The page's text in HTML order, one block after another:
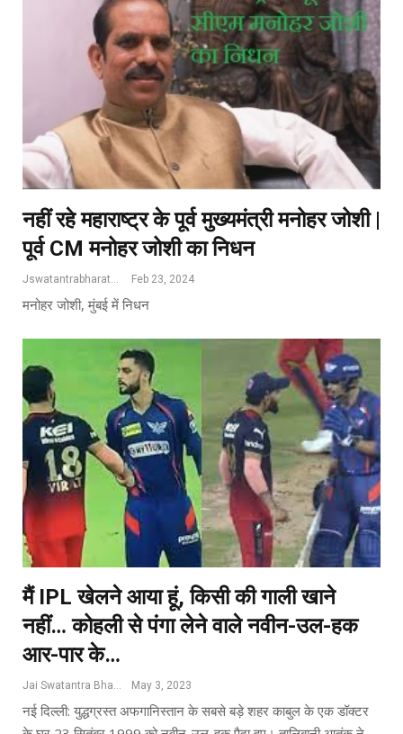
नहीं रहे महाराष्ट्र के पूर्व मुख्यमंत्री मनोहर जोशी |
पूर्व CM मनोहर जोशी का निधन
Feb 23, 2024
मनोहर जोशी, मुंबई में निधन
मैं IPL खेलने आया हूं, किसी की गाली खाने
नहीं… कोहली से पंगा लेने वाले नवीन-उल-हक
आर-पार के…
Jai Swatantra Bharat May 3, 2023
नई दिल्ली: युद्धग्रस्त अफगानिस्तान के सबसे बड़े शहर काबुल के एक डॉक्टर